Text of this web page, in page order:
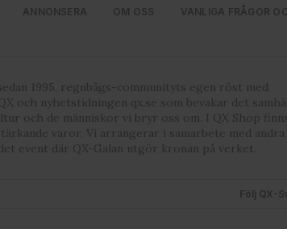
ANNONSERA OM OSS VANLIGA FRÅGOR
1995, regnbågs-communityts egen röst med
och nyhetstidningen qx.se som bevakar det
och de människor vi bryr oss om. I QX Shop
varor. Vi arrangerar i samarbete med andra
event där QX-Galan utgör kronan på verket.
Följ QX-